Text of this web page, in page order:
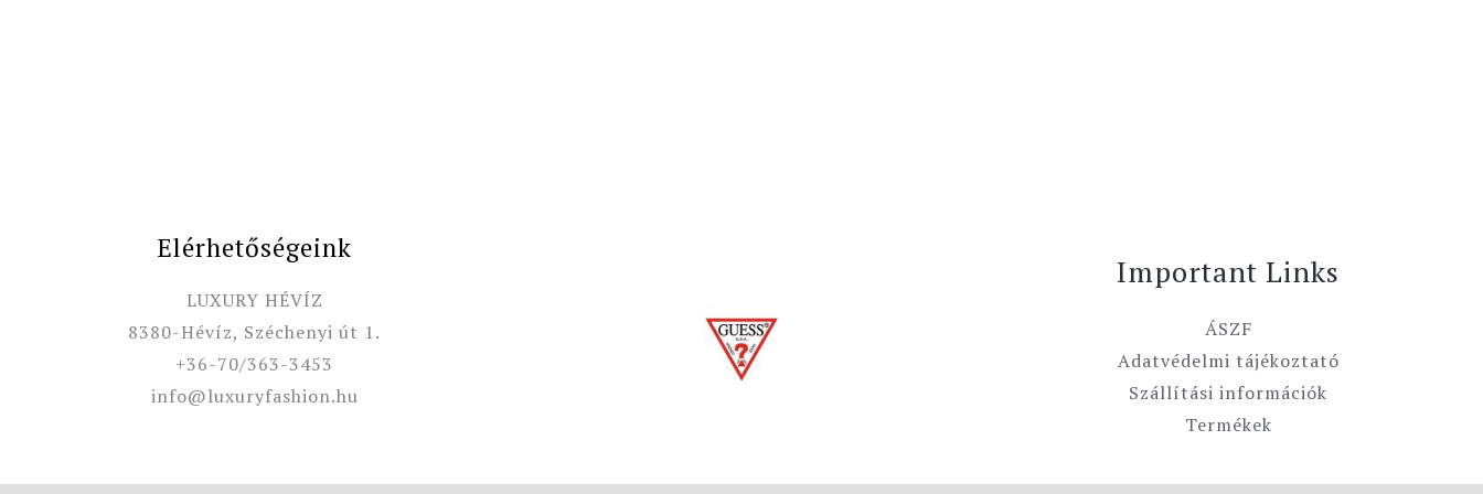
Elérhetőségeink
LUXURY HÉVÍZ
8380-Hévíz, Széchenyi út 1.
+36-70/363-3453
info@luxuryfashion.hu
Important Links
ÁSZF
Adatvédelmi tájékoztató
Szállítási információk
Termékek